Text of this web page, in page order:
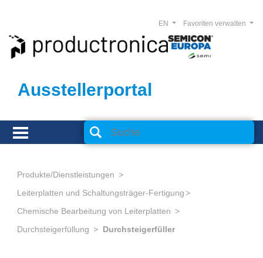
Ausstellerportal
Favoriten verwalten
EN
Produkte/Dienstleistungen
Leiterplatten und Schaltungsträger-Fertigung
Chemische Bearbeitung von Leiterplatten
Durchsteigerfüllung
Durchsteigerfüller